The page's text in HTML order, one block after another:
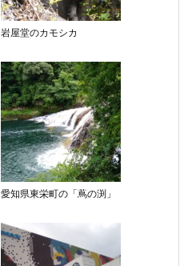
岩屋堂のカモシカ
愛知県東栄町の「蔦の渕」